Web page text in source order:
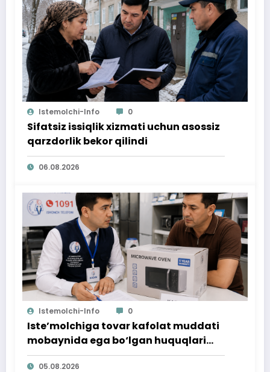
Istemolchi-Info 0
Sifatsiz issiqlik xizmati uchun asossiz
qarzdorlik bekor qilindi
06.08.2026
Istemolchi-Info 0
Iste’molchiga tovar kafolat muddati
mobaynida ega bo‘lgan huquqlari
ta’minlab berildi
05.08.2026